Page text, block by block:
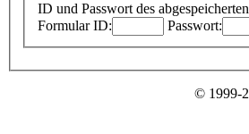
ID und Passwort des
Formular ID:
Passwort:
© 1999-